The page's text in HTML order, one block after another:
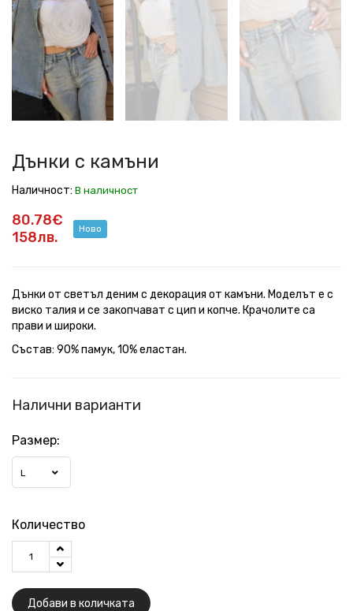
камъни
камъни
камъни
камъни
камъни
камъни
камъни
Дънки с камъни
Наличност: В наличност
80.78€
158лв.
Ново
Дънки от светъл деним с декорация от камъни. Моделът е с
виско талия и се закопчават с цип и копче. Крачолите са
прави и широки.
Състав: 90% памук, 10% еластан.
Налични варианти
Размер:
L
Количество
Добави в количката